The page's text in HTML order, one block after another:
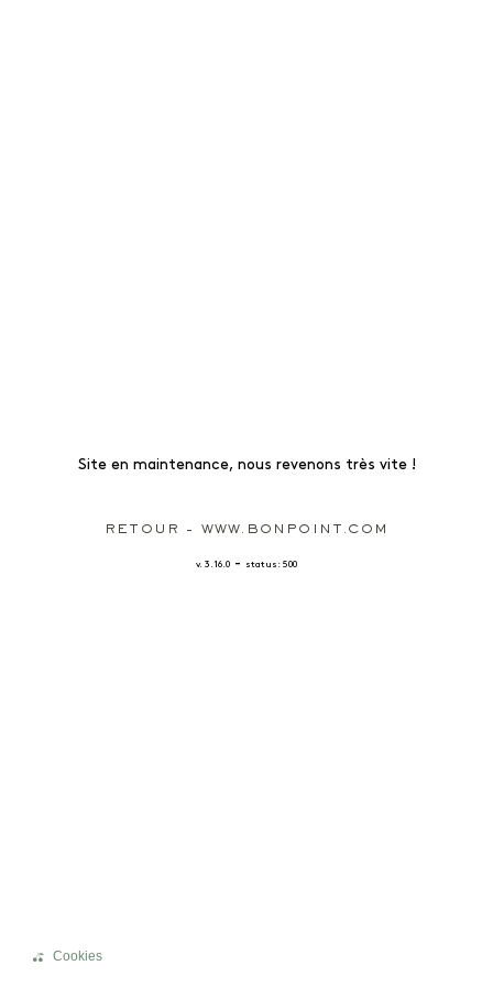
Site en maintenance, nous revenons très vite !
RETOUR - WWW.BONPOINT.COM
v. 3.16.0 - status: 500